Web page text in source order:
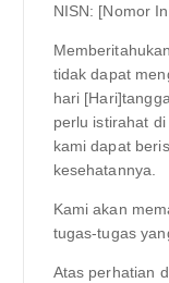
NISN: [Nomor
tidak dapat
hari
perlu istirahat
kami dapat
kesehatannya.
Kami akan
tugas-tugas
Atas perhatian